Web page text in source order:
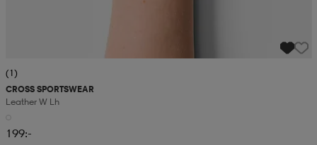
(1)
CROSS SPORTSWEAR
Leather W Lh
199:-